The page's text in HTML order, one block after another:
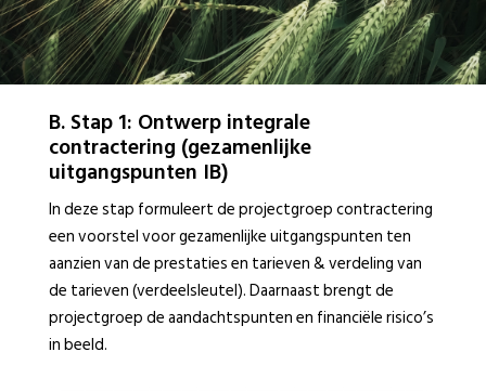
B. Stap 1: Ontwerp integrale
contractering (gezamenlijke
uitgangspunten IB)
In deze stap formuleert de projectgroep contractering
een voorstel voor gezamenlijke uitgangspunten ten
aanzien van de prestaties en tarieven & verdeling van
de tarieven (verdeelsleutel). Daarnaast brengt de
projectgroep de aandachtspunten en financiële risico’s
in beeld.